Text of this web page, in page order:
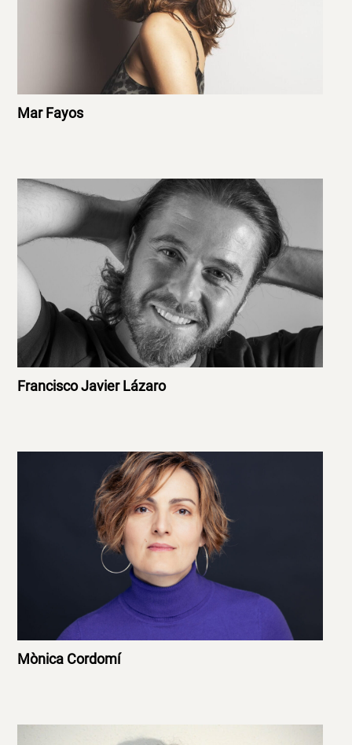
Mar Fayos
Francisco Javier Lázaro
Mònica Cordomí